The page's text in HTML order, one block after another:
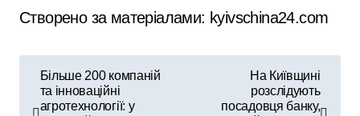
Створено за матеріалами: kyivschina24.com
Більше 200 компаній
та інноваційні
агротехнології: у
На Київщині
розслідують
посадовця банку,